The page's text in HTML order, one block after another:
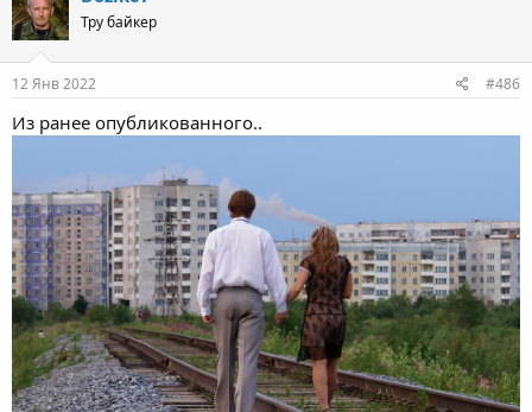
t
i
o
n
s
Тру байкер
12 Янв 2022 #486
Из ранее опубликованного..